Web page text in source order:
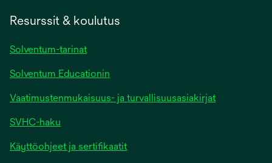
Resurssit & koulutus
Solventum-tarinat
Solventum Educationin
Vaatimustenmukaisuus- ja turvallisuusasiakirjat
SVHC-haku
Käyttöohjeet ja sertifikaatit